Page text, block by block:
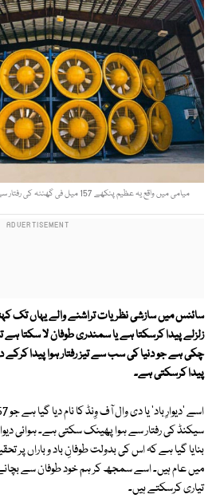
میامی میں واقع یہ عظیم پنکھے 157 میل فی گھنٹہ کی رفتار سے طوفان لاسکتی ہیں۔ فوٹو: سائنس الرٹ
سائنس میں سازشی نظریات تراشنے والے یہاں تک
زلزلے پیدا کرسکتا ہے یا سمندری طوفان لا سکتا
چکی ہے جو دنیا کی سب سے تیز رفتار ہوا پیدا کرکے
پیدا کرسکتی ہے۔
سیکنڈ کی رفتار سے ہوا پھینک سکتی ہے۔ ہوائی
بنایا گیا ہے کہ اس کی بدولت طوفانِ باد و باراں پر
میں عام ہیں۔ اسے سمجھ کر ہم خود طوفان سے بچانے
تیاری کرسکتے ہیں۔